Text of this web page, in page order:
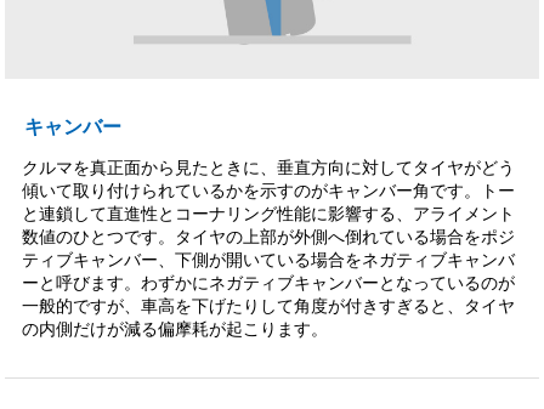
キャンバー
クルマを真正面から見たときに、垂直方向に対してタイヤがどう
傾いて取り付けられているかを示すのがキャンバー角です。トー
と連鎖して直進性とコーナリング性能に影響する、アライメント
数値のひとつです。タイヤの上部が外側へ倒れている場合をポジ
ティブキャンバー、下側が開いている場合をネガティブキャンバ
ーと呼びます。わずかにネガティブキャンバーとなっているのが
一般的ですが、車高を下げたりして角度が付きすぎると、タイヤ
の内側だけが減る偏摩耗が起こります。